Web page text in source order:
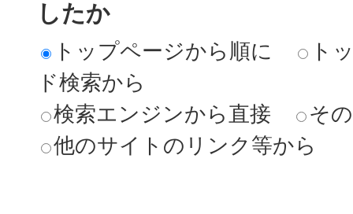
したか
トップページから順に
ト
ド検索から
検索エンジンから直接
そ
他のサイトのリンク等から